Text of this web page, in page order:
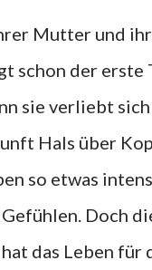
Mutter und
schon der erste
sie verliebt sich
Hals über
so etwas
Doch
das Leben für